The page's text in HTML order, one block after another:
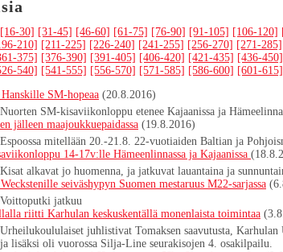
[16-30] [31-45] [46-60] [61-75] [76-90] [91-105] [106-120]
210] [211-225] [226-240] [241-255] [256-270] [271-285]
375] [376-390] [391-405] [406-420] [421-435] [436-450]
540] [541-555] [556-570] [571-585] [586-600] [601-615]
Hanskille SM-hopeaa (20.8.2016)
Nuorten SM-kisaviikonloppu etenee Kajaanissa ja
jälleen maajoukkuepaidassa (19.8.2016)
Espoossa mitellään 20.-21.8. 22-vuotiaiden Baltian ja
14-17v:lle Hämeenlinnassa ja Kajaanissa
Kisat alkavat jo huomenna, ja jatkuvat lauantaina ja
seiväshypyn Suomen mestaruus M22-sarjassa
Voittoputki jatkuu
riitti Karhulan keskuskentällä monenlaista toimintaa
Urheilukoululaiset juhlistivat Tomaksen saavutusta,
ja lisäksi oli vuorossa Silja-Line seurakisojen 4. osakilpailu.